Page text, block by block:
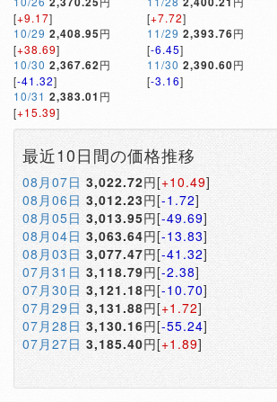
[+9.17]
10/29 2,408.95円
[+38.69]
10/30 2,367.62円
[-41.32]
10/31 2,383.01 円
[+15.39]
[+7.72]
11/29 2,393.76円
[-6.45]
11/30 2,390.60円
[-3.16]
最近10日間の価格推移
08月07日 3,022.72円[+10.49]
08月06日 3,012.23円[-1.72]
08月05日 3,013.95円[-49.69]
08月04日 3,063.64円[-13.83]
08月03日 3,077.47円[-41.32]
07月31日 3,118.79円[-2.38]
07月30日 3,121.18円[-10.70]
07月29日 3,131.88円[+1.72]
07月28日 3,130.16円[-55.24]
07月27日 3,185.40円[+1.89]